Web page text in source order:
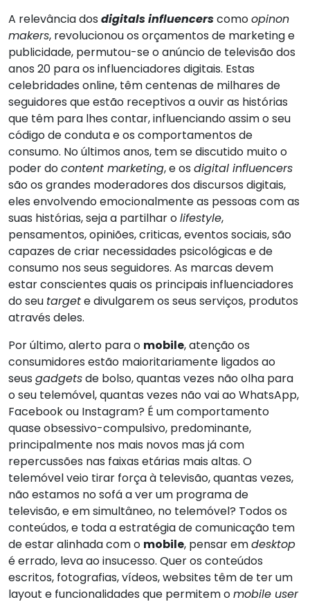
A relevância dos digitals influencerscomoopinon
makers, revolucionou os orçamentos de marketing e
publicidade, permutou-se o anúncio de televisão dos
anos 20 para os influenciadores digitais. Estas
celebridades online, têm centenas de milhares de
seguidores que estão receptivos a ouvir as histórias
que têm para lhes contar, influenciando assim o seu
código de conduta e os comportamentos de
consumo. No últimos anos, tem se discutido muito o
poder docontent marketing, e os digital influencers
são os grandes moderadores dos discursos digitais,
eles envolvendo emocionalmente as pessoas com as
suas histórias, seja a partilhar olifestyle,
pensamentos, opiniões, criticas, eventos sociais, são
capazes de criar necessidades psicológicas e de
consumo nos seus seguidores. As marcas devem
estar conscientes quais os principais influenciadores
do seu targete divulgarem os seus serviços, produtos
através deles.
Por último, alerto para o mobile, atenção os
consumidores estão maioritariamente ligados ao
seus gadgetsde bolso, quantas vezes não olha para
o seu telemóvel, quantas vezes não vai ao WhatsApp,
Facebook ou Instagram? É um comportamento
quase obsessivo-compulsivo, predominante,
principalmente nos mais novos mas já com
repercussões nas faixas etárias mais altas. O
telemóvel veio tirar força à televisão, quantas vezes,
não estamos no sofá a ver um programa de
televisão, e em simultâneo, no telemóvel? Todos os
conteúdos, e toda a estratégia de comunicação tem
de estar alinhada com o mobile, pensar emdesktop
é errado, leva ao insucesso. Quer os conteúdos
escritos, fotografias, vídeos, websites têm de ter um
layout e funcionalidades que permitem omobile user